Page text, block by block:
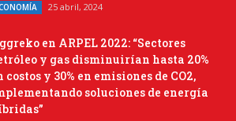
25 abril, 2024
en ARPEL 2022: “Sectores
y gas disminuirían hasta 20%
costos y 30% en emisiones de CO2,
soluciones de energía